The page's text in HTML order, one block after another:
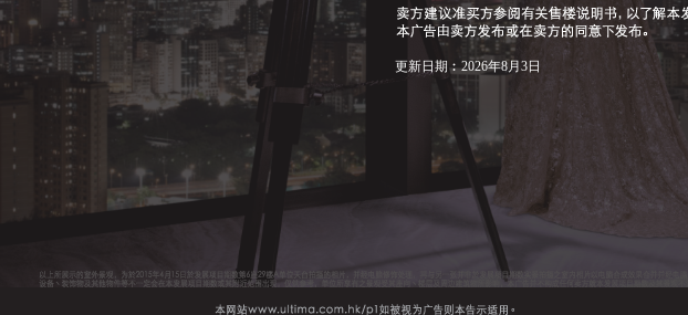
更新日期︰2026年8月3日